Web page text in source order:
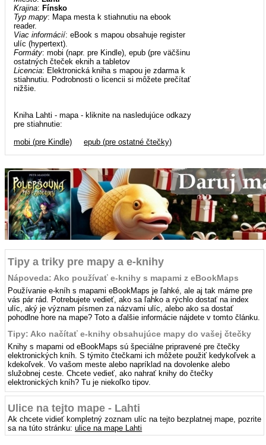
Krajina: Fínsko
Typ mapy: Mapa mesta k stiahnutiu na ebook
reader.
Viac informácií: eBook s mapou obsahuje register
ulíc (hypertext).
Formáty: mobi (napr. pre Kindle), epub (pre väčšinu
ostatných čteček eknih a tabletov
Licencia: Elektronická kniha s mapou je zdarma k
stiahnutiu. Podrobnosti o licencii si môžete prečítať
nižšie.
Kniha Lahti - mapa - kliknite na nasledujúce odkazy
pre stiahnutie:
mobi (pre Kindle)
epub (pre ostatné čtečky)
Tipy a triky pre mapy a e-knihy
Nápoveda: Ako používať e-knihy s mapami z eBookMaps
Používanie e-kníh s mapami eBookMaps je ľahké, ale aj tak máme pre
vás pár rád. Potrebujete vedieť, ako sa ľahko a rýchlo dostať na index
ulíc, aký je význam písmen za názvami ulíc, alebo ako sa dostať
pohodlne hore na mape? Toto a ďalšie informácie nájdete v tomto článku.
Tipy: Ako načítať e-knihy obsahujúce mapy do vašej čtečky
Knihy s mapami od eBookMaps sú špeciálne pripravené pre čtečky
elektronických kníh. S týmito čtečkami ich môžete použiť kedykoľvek a
kdekoľvek. Vo vašom meste alebo napríklad na dovolenke alebo
služobnej ceste. Chcete vedieť, ako nahrať knihy do čtečky
elektronických kníh? Tu je niekoľko tipov.
Ulice na tejto mape - Lahti
Ak chcete vidieť kompletný zoznam ulíc na tejto bezplatnej mape, pozrite
sa na túto stránku:ulice na mape Lahti